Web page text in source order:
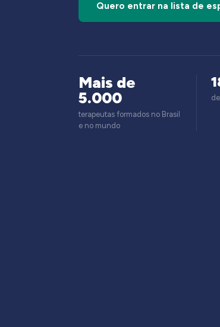
Quero entrar na lista de
Mais de
5.000
terapeutas formados no Brasil
e no mundo